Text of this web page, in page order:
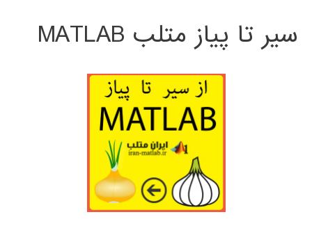
سیر تا پیاز متلب MATLAB